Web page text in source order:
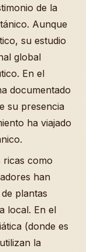
de la
Aunque
su estudio
global
En el
documentado
su presencia
ha viajado
ricas como
han
plantas
local. En el
(donde es
la